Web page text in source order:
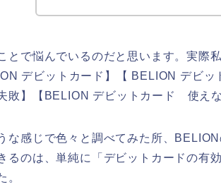
とで悩んでいるのだと思います。実際
デビットカード】【 BELION デビ
】【BELION デビットカード 使えな
な感じで色々と調べてみた所、
るのは、単純に「デビットカードの有
。